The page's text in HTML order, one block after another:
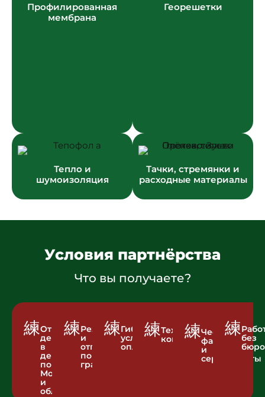
Профилированная
мембрана
Георешетки
Тепло и
шумоизоляция
Тачки, стремянки и
расходные материалы
Условия партнёрства
Что вы получаете?
Отгрузка
день
в
день
по
Москве
и
области
Резерв
и
отгрузка
по
графику
Гибкие
условия
оплаты
Техническая
консультация
Честная
фасовка
и
сертификаты
без